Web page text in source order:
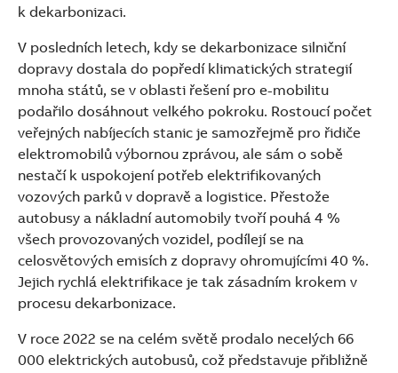
k dekarbonizaci.
V posledních letech, kdy se dekarbonizace silniční
dopravy dostala do popředí klimatických strategií
mnoha států, se v oblasti řešení pro e-mobilitu
podařilo dosáhnout velkého pokroku. Rostoucí počet
veřejných nabíjecích stanic je samozřejmě pro řidiče
elektromobilů výbornou zprávou, ale sám o sobě
nestačí k uspokojení potřeb elektrifikovaných
vozových parků v dopravě a logistice. Přestože
autobusy a nákladní automobily tvoří pouhá 4 %
všech provozovaných vozidel, podílejí se na
celosvětových emisích z dopravy ohromujícími 40 %.
Jejich rychlá elektrifikace je tak zásadním krokem v
procesu dekarbonizace.
V roce 2022 se na celém světě prodalo necelých 66
000 elektrických autobusů, což představuje přibližně